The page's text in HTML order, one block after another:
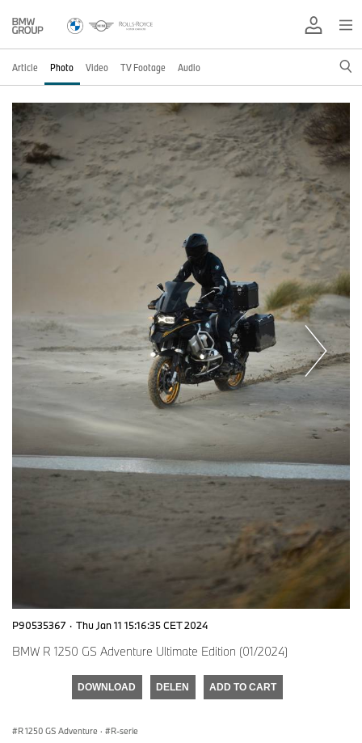
Article Photo Video TV Footage Audio
P90535367 · Thu Jan 11 15:16:35 CET 2024
BMW R 1250 GS Adventure Ultimate Edition (01/2024)
DOWNLOAD DELEN ADD TO CART
R 1250 GS Adventure · R-serie